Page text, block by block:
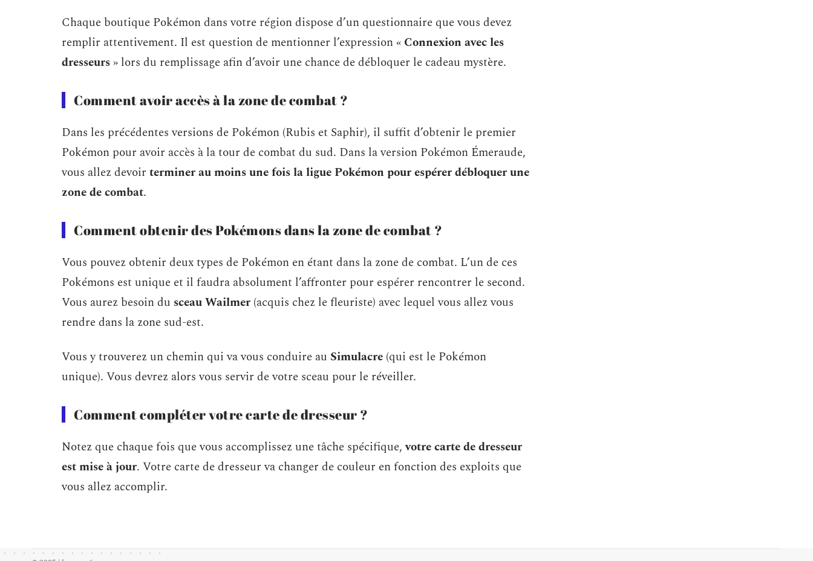
Chaque boutique Pokémon dans votre région dispose d’un questionnaire que vous devez
remplir attentivement. Il est question de mentionner l’expression « Connexion avec les
dresseurs» lors du remplissage afin d’avoir une chance de débloquer le cadeau mystère.
Comment avoir accès à la zone de combat ?
Dans les précédentes versions de Pokémon (Rubis et Saphir), il suffit d’obtenir le premier
Pokémon pour avoir accès à la tour de combat du sud. Dans la version Pokémon Émeraude,
vous allez devoir terminer au moins une fois la ligue Pokémon pour espérer débloquer une
zone de combat.
Comment obtenir des Pokémons dans la zone de combat ?
Vous pouvez obtenir deux types de Pokémon en étant dans la zone de combat. L’un de ces
Pokémons est unique et il faudra absolument l’affronter pour espérer rencontrer le second.
Vous aurez besoin du sceau Wailmer (acquis chez le fleuriste) avec lequel vous allez vous
rendre dans la zone sud-est.
Vous y trouverez un chemin qui va vous conduire au Simulacre (qui est le Pokémon
unique). Vous devrez alors vous servir de votre sceau pour le réveiller.
Comment compléter votre carte de dresseur ?
Notez que chaque fois que vous accomplissez une tâche spécifique,votre carte de dresseur
est mise à jour. Votre carte de dresseur va changer de couleur en fonction des exploits que
vous allez accomplir.